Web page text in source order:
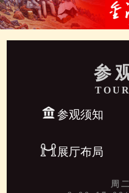
参
参观须知
展厅布局
周